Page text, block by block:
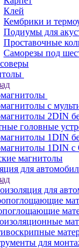
Клей
Кембрики и
Подиумы для
Проставочные
Саморезы под
с
2DIN
головные
1DIN
1DIN с
магнитолы
для
для
для